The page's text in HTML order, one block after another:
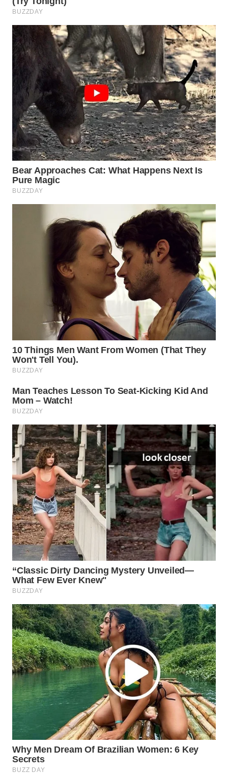
WN
WN
KUNINGAN
WN
MAJALENGKA
WN
SUBANG
WN
SUKABUMI
WN
BOROBUDUR
WN
MADURA
WN
SURABAYA
WN
NATUNA
WN
BINTAN
WN
MANDALIKA
WN
WN
LABUANBAJO
WN
BORNEO
Wahana
Media
Group
WAHANA
NEWS